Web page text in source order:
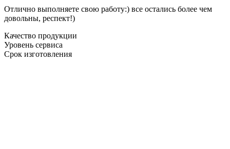
Отлично выполняете свою работу:) все остались более чем
довольны, респект!)
Качество продукции
Уровень сервиса
Срок изготовления